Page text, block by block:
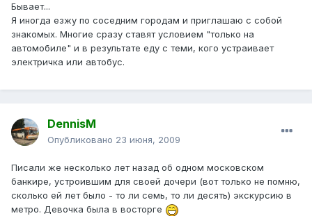
Бывает...
Я иногда езжу по соседним городам и приглашаю с собой
знакомых. Многие сразу ставят условием "только на
автомобиле" и в результате еду с теми, кого устраивает
электричка или автобус.
DennisM
Опубликовано 23 июня, 2009
Писали же несколько лет назад об одном московском
банкире, устроившим для своей дочери (вот только не помню,
сколько ей лет было - то ли семь, то ли десять) экскурсию в
метро. Девочка была в восторге